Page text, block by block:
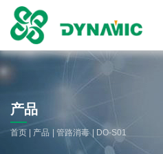
产品
首页 | 产品 | 管路消毒 | DO-S01